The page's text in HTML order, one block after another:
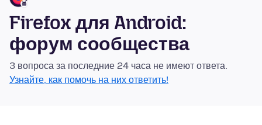
Firefox для Android:
форум сообщества
3 вопроса за последние 24 часа не имеют ответа.
Узнайте, как помочь на них ответить!